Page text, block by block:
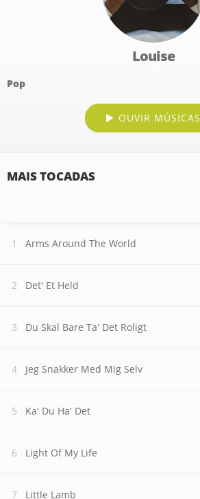
Louise
Pop
OUVIR MÚSICAS
MAIS TOCADAS
Arms Around The World
Det' Et Held
Du Skal Bare Ta' Det Roligt
Jeg Snakker Med Mig Selv
Ka' Du Ha' Det
Light Of My Life
Little Lamb